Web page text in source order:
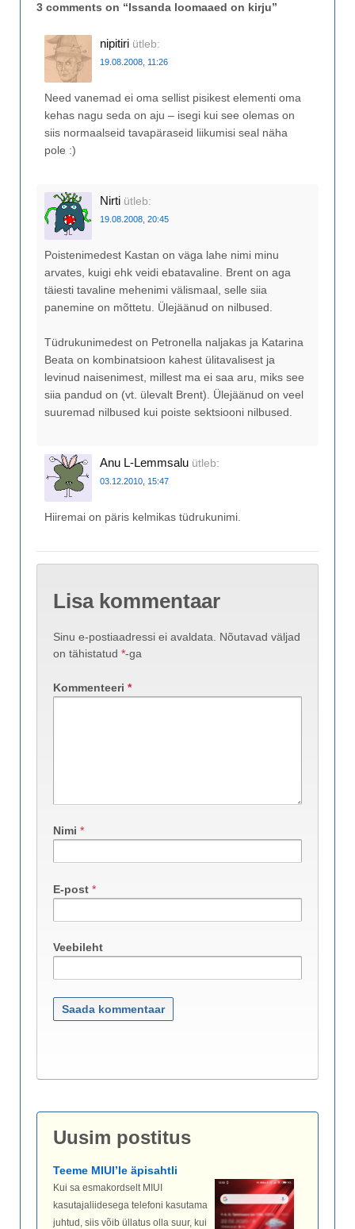
3 comments on “Issanda loomaaed on kirju”
nipitiri ütleb:
19.08.2008, 11:26
Need vanemad ei oma sellist pisikest elementi oma
kehas nagu seda on aju – isegi kui see olemas on
siis normaalseid tavapäraseid liikumisi seal näha
pole :)
Nirti ütleb:
19.08.2008, 20:45
Poistenimedest Kastan on väga lahe nimi minu
arvates, kuigi ehk veidi ebatavaline. Brent on aga
täiesti tavaline mehenimi välismaal, selle siia
panemine on mõttetu. Ülejäänud on nilbused.
Tüdrukunimedest on Petronella naljakas ja Katarina
Beata on kombinatsioon kahest ülitavalisest ja
levinud naisenimest, millest ma ei saa aru, miks see
siia pandud on (vt. ülevalt Brent). Ülejäänud on veel
suuremad nilbused kui poiste sektsiooni nilbused.
Anu L-Lemmsalu ütleb:
03.12.2010, 15:47
Hiiremai on päris kelmikas tüdrukunimi.
Lisa kommentaar
Sinu e-postiaadressi ei avaldata.
Nõutavad väljad
on tähistatud *-ga
Kommenteeri *
Nimi *
E-post *
Veebileht
Uusim postitus
Teeme MIUI’le äpisahtli
Kui sa esmakordselt MIUI
kasutajaliidesega telefoni kasutama
juhtud, siis võib üllatus olla suur, kui